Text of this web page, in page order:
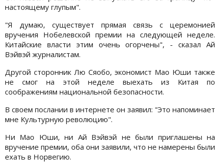
настоящему глупым".
"Я думаю, существует прямая связь с церемонией
вручения Нобелевской премии на следующей неделе.
Китайские власти этим очень огорчены", - сказал Ай
Вэйвэй журналистам.
Другой сторонник Лю Сяобо, экономист Мао Юши также
не смог на этой неделе выехать из Китая по
соображениям национальной безопасности.
В своем послании в интернете он заявил: "Это напоминает
мне Культурную революцию".
Ни Мао Юши, ни Ай Вэйвэй не были приглашены на
вручение премии, оба они заявили, что не намерены были
ехать в Норвегию.